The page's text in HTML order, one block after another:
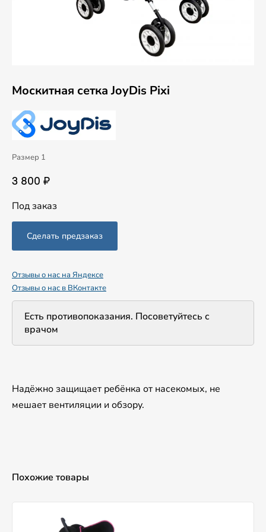
Москитная сетка JoyDis Pixi
Размер 1
3 800 ₽
Под заказ
Отзывы о нас на Яндексе
Отзывы о нас в ВКонтакте
Есть противопоказания. Посоветуйтесь с
врачом
Надёжно защищает ребёнка от насекомых, не
мешает вентиляции и обзору.
Похожие товары